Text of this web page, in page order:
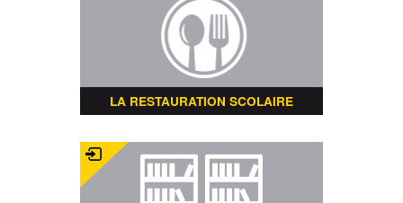
LA RESTAURATION SCOLAIRE